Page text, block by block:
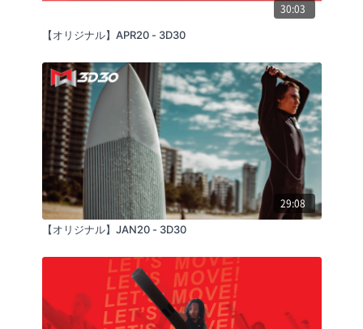
30:03
【オリジナル】APR20 - 3D30
29:08
【オリジナル】JAN20 - 3D30